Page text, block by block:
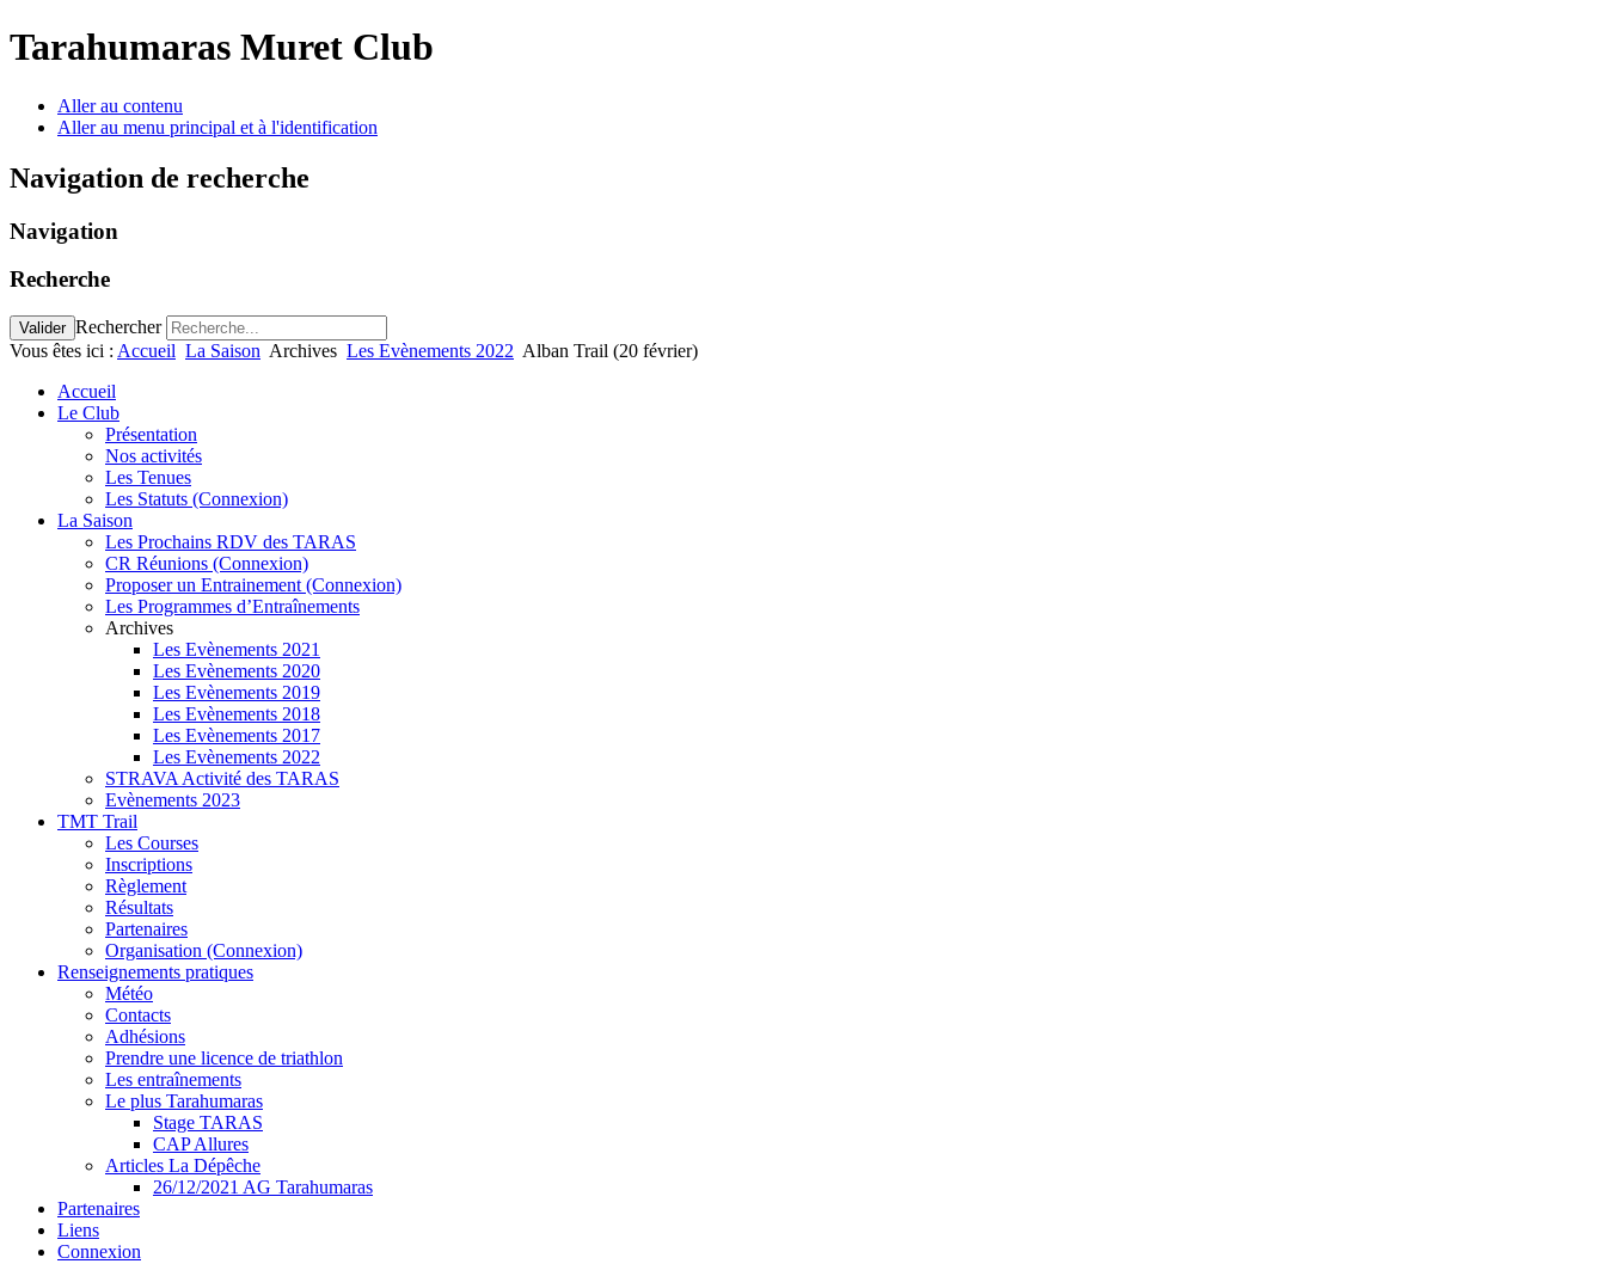
Tarahumaras Muret Club
Aller au contenu
Aller au menu principal et à l'identification
Navigation de recherche
Navigation
Recherche
Valider Rechercher
Vous êtes ici : Accueil La Saison Archives Les Evènements 2022 Alban Trail (20 février)
Accueil
Le Club
Présentation
Nos activités
Les Tenues
Les Statuts (Connexion)
La Saison
Les Prochains RDV des TARAS
CR Réunions (Connexion)
Proposer un Entrainement (Connexion)
Les Programmes d’Entraînements
Archives
Les Evènements 2021
Les Evènements 2020
Les Evènements 2019
Les Evènements 2018
Les Evènements 2017
Les Evènements 2022
STRAVA Activité des TARAS
Evènements 2023
TMT Trail
Les Courses
Inscriptions
Règlement
Résultats
Partenaires
Organisation (Connexion)
Renseignements pratiques
Météo
Contacts
Adhésions
Prendre une licence de triathlon
Les entraînements
Le plus Tarahumaras
Stage TARAS
CAP Allures
Articles La Dépêche
26/12/2021 AG Tarahumaras
Partenaires
Liens
Connexion